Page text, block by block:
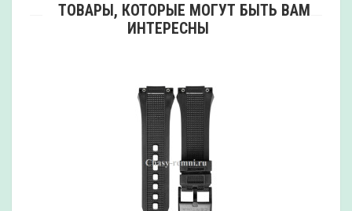
ТОВАРЫ, КОТОРЫЕ МОГУТ БЫТЬ ВАМ
ИНТЕРЕСНЫ